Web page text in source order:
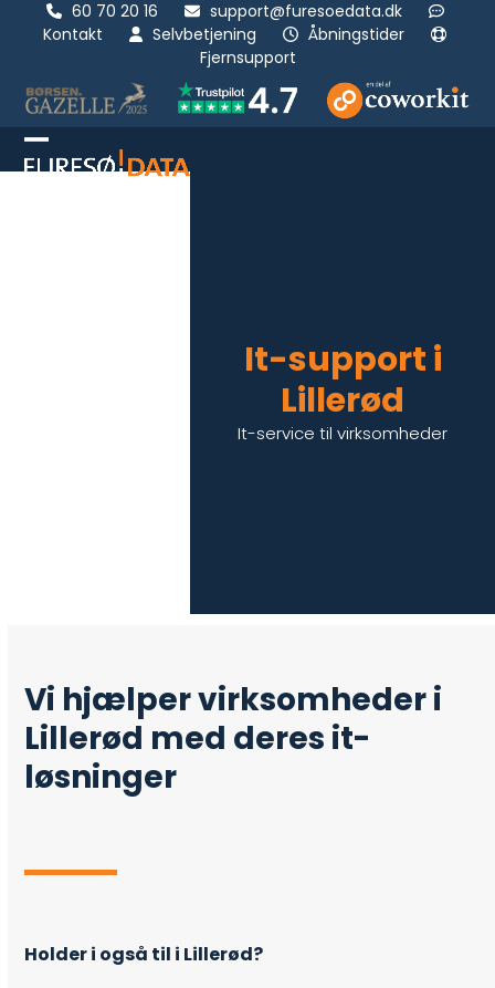
60 70 20 16
support@furesoedata.dk
Kontakt
Selvbetjening
Åbningstider
Fjernsupport
Open
Luk
It-support i
Lillerød
It-service til virksomheder
Vi hjælper virksomheder i
Lillerød med deres it-
løsninger
Holder i også til i Lillerød?